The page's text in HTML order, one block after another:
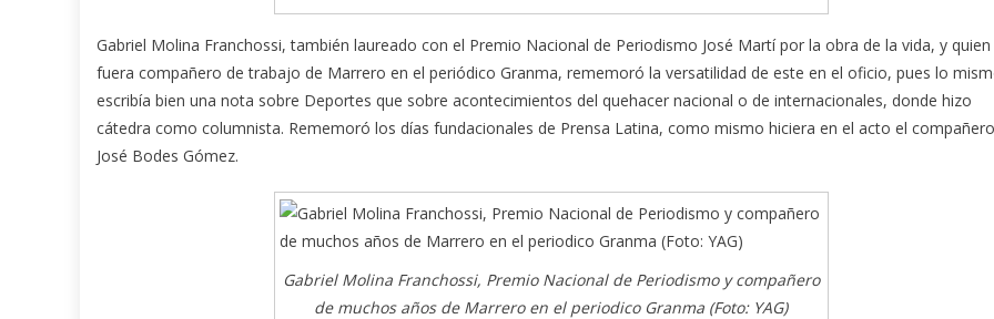
Gabriel Molina Franchossi, también laureado con el Premio Nacional de Periodismo José Martí por la obra de la vida, y quien
fuera compañero de trabajo de Marrero en el periódico Granma, rememoró la versatilidad de este en el oficio, pues lo
escribía bien una nota sobre Deportes que sobre acontecimientos del quehacer nacional o de internacionales, donde hizo
cátedra como columnista. Rememoró los días fundacionales de Prensa Latina, como mismo hiciera en el acto el compañero
José Bodes Gómez.
Gabriel Molina Franchossi, Premio Nacional de Periodismo y compañero
de muchos años de Marrero en el periodico Granma (Foto: YAG)